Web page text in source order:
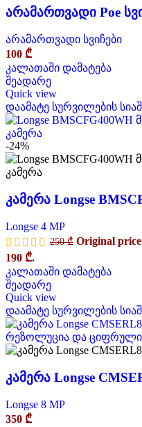
არამართვადი Poe
არამართვადი სვიჩები
100 ₾
კალათაში დამატება
შეადარე
Quick view
დაამატე სურვილების
-24%
კამერა Longse
Longse 4 MP
250₾ Original
190 ₾.
კალათაში დამატება
შეადარე
Quick view
დაამატე სურვილების
კამერა Longse
Longse 8 MP
350 ₾